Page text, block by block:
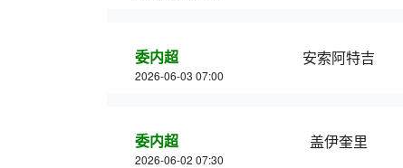
委内超
2026-06-03 07:00
安索阿特吉
委内超
2026-06-02 07:30
盖伊奎里